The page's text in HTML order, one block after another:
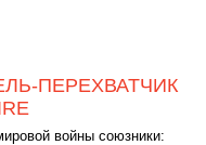
ПЕРЕХВАТЧИК
войны союзники: